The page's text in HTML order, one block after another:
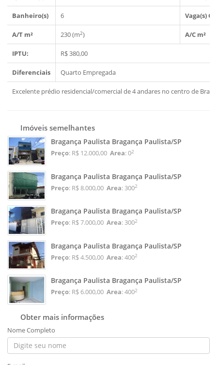
Banheiro(s) 6 Vaga(s)
A/T m² 230 (m2) A/C m²
IPTU: R$ 380,00
Diferenciais Quarto Empregada
Excelente prédio residencial/comercial de 4 andares no centro de
Imóveis semelhantes
Bragança Paulista Bragança Paulista/SP
Preço: R$ 12.000,00 Area: 02
Bragança Paulista Bragança Paulista/SP
Preço: R$ 8.000,00 Area: 3002
Bragança Paulista Bragança Paulista/SP
Preço: R$ 7.000,00 Area: 3002
Bragança Paulista Bragança Paulista/SP
Preço: R$ 4.500,00 Area: 4002
Bragança Paulista Bragança Paulista/SP
Preço: R$ 6.000,00 Area: 4002
Obter mais informações
Nome Completo